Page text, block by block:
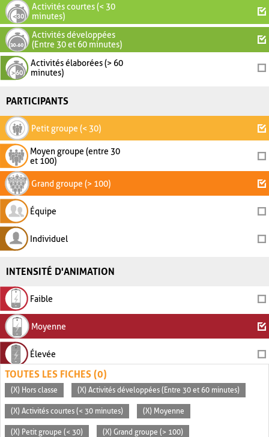
Activités courtes (< 30
minutes)
Activités développées
(Entre 30 et 60 minutes)
Activités élaborées (> 60
minutes)
PARTICIPANTS
Petit groupe (< 30)
Moyen groupe (entre 30
et 100)
Grand groupe (> 100)
Équipe
Individuel
INTENSITÉ D'ANIMATION
Faible
Moyenne
Élevée
TOUTES LES FICHES (0)
(X) Hors classe (X) Activités développées (Entre 30 et 60 minutes)
(X) Activités courtes (< 30 minutes) (X) Moyenne
(X) Petit groupe (< 30) (X) Grand groupe (> 100)